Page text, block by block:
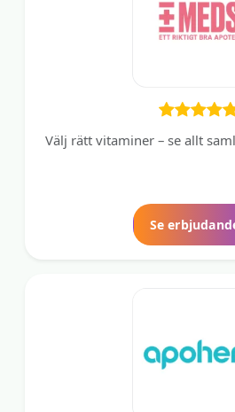
Välj rätt vitaminer – se allt
Se